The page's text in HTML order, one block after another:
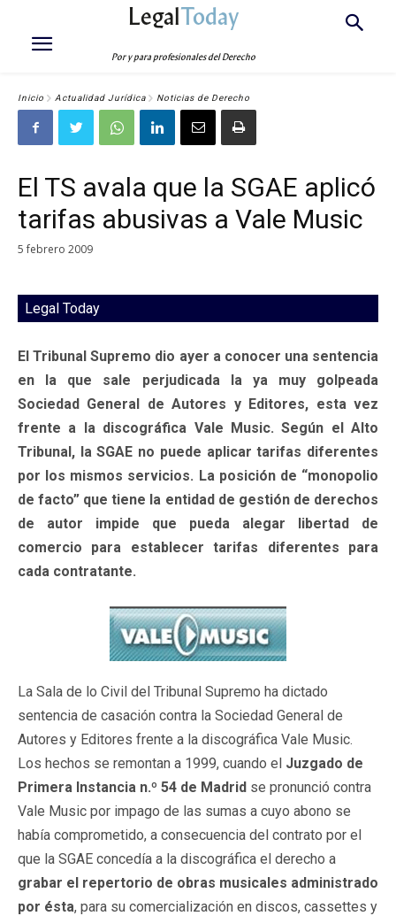
LegalToday
Por y para profesionales del Derecho
Inicio Actualidad Jurídica Noticias de Derecho
El TS avala que la SGAE aplicó
tarifas abusivas a Vale Music
5 febrero 2009
Legal Today
El Tribunal Supremo dio ayer a conocer una sentencia
en la que sale perjudicada la ya muy golpeada
Sociedad General de Autores y Editores, esta vez
frente a la discográfica Vale Music. Según el Alto
Tribunal, la SGAE no puede aplicar tarifas diferentes
por los mismos servicios. La posición de “monopolio
de facto” que tiene la entidad de gestión de derechos
de autor impide que pueda alegar libertad de
comercio para establecer tarifas diferentes para
cada contratante.
La Sala de lo Civil del Tribunal Supremo ha dictado
sentencia de casación contra la Sociedad General de
Autores y Editores frente a la discográfica Vale Music.
Los hechos se remontan a 1999, cuando el Juzgado de
Primera Instancia n.º 54 de Madrid se pronunció contra
Vale Music por impago de las sumas a cuyo abono se
había comprometido, a consecuencia del contrato por el
que la SGAE concedía a la discográfica el derecho a
grabar el repertorio de obras musicales administrado
por ésta, para su comercialización en discos, cassettes y